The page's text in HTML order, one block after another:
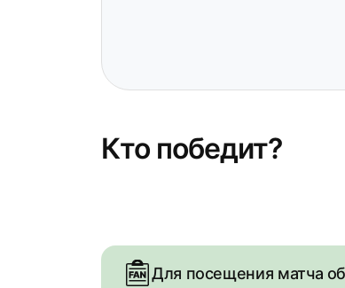
Кто победит?
Для посещения матча